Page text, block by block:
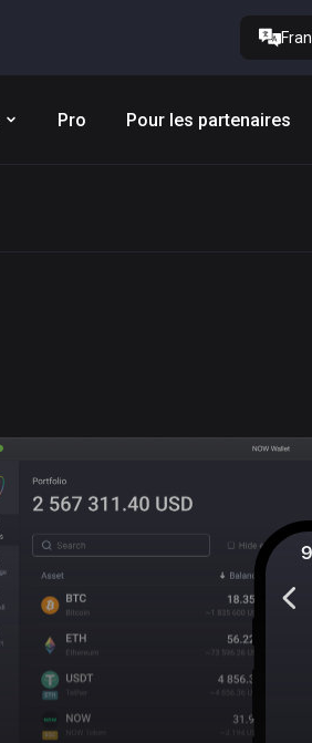
Pro Pour les partenaires